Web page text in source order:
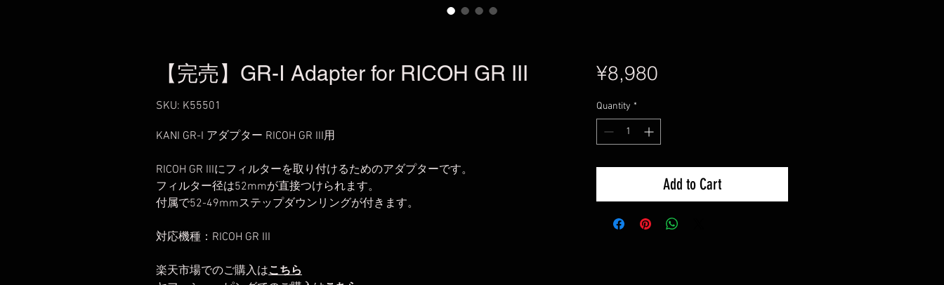
【完売】GR-Ⅰ Adapter for RICOH GR III
SKU: K55501
KANI GR-I アダプター RICOH GR III用
RICOH GR IIIにフィルターを取り付けるためのアダプターです。
フィルター径は52mmが直接つけられます。
付属で52-49mmステップダウンリングが付きます。
対応機種：RICOH GR III
楽天市場でのご購入はこちら
¥8,980Price
Quantity *
Add to Cart